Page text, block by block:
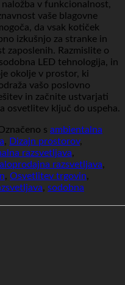
v funkcionalnost,
vaše blagovne
da vsak kotiček
izkušnjo za stranke in
zaposlenih. Razmislite o
LED tehnologija, in
okolje v prostor, ki
vašo poslovno
in začnite ustvarjati
osvetlitev ključ do uspeha.
s ambientalna
, Dizajn prostorov,
razsvetljava,
razsvetljava,
, Osvetlitev trgovin,
, sodobna